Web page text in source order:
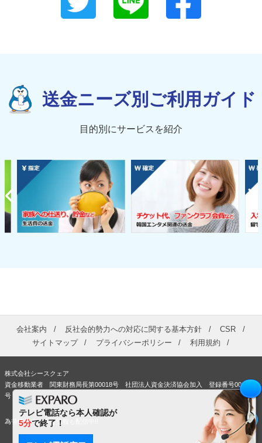
送金ニーズ別ご利用ガイド
目的別にサービスを紹介
テレビ電話なら本人確認が
5分で終了！
会社案内 反社会的勢力への対応に関する基本方針
CSR
サイトマップ
プライバシーポリシー 利用規約
株式会社シースクェア
資金移動業者 関東財務局長第00018号 社団法人資金決済協会加入 登録番号00363
号
為替情報やお得な情報も配信中!!